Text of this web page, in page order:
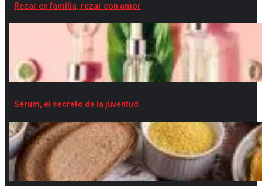
Rezar en familia, rezar con amor
Sérum, el secreto de la juventud